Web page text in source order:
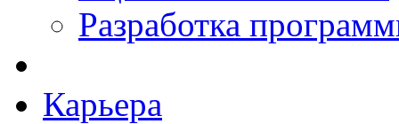
Разработка
Карьера